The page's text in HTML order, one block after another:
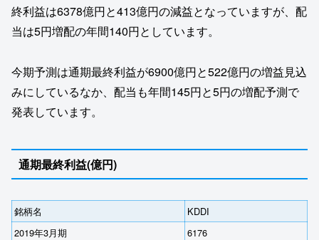
終利益は6378億円と413億円の減益となっていますが、配
当は5円増配の年間140円としています。
今期予測は通期最終利益が6900億円と522億円の増益見込
みにしているなか、配当も年間145円と5円の増配予測で
発表しています。
通期最終利益(億円)
銘柄名
KDDI
2019年3月期
6176